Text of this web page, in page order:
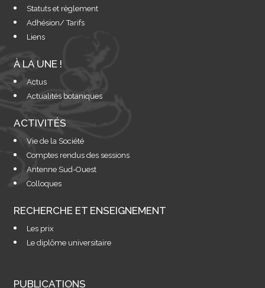
Statuts et règlement
Adhésion/ Tarifs
Liens
À LA UNE !
Actus
Actualités botaniques
ACTIVITÉS
Vie de la Société
Comptes rendus des sessions
Antenne Sud-Ouest
Colloques
RECHERCHE ET ENSEIGNEMENT
Les prix
Le diplôme universitaire
PUBLICATIONS